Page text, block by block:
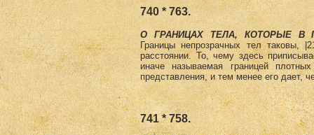
740 * 763.
О ГРАНИЦАХ ТЕЛА, КОТОРЫЕ В
Границы непрозрачных тел таковы,
расстоянии. То, чему здесь
иначе называемая границей
представления, и тем менее его дает,
741 * 758.